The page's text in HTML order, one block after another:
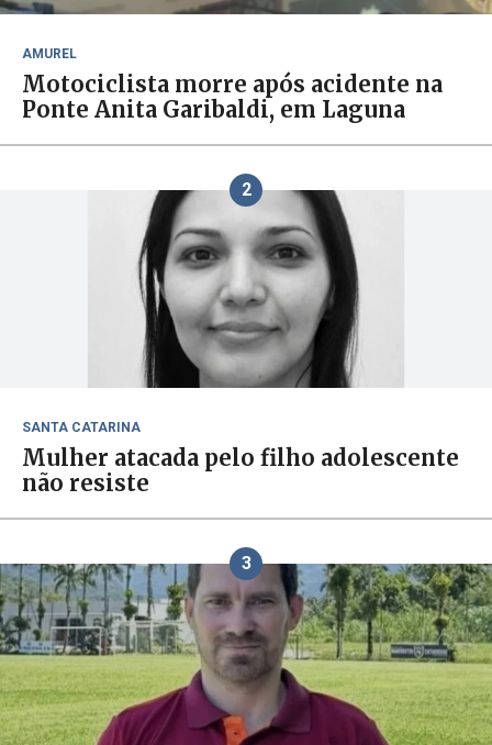
AMUREL
Motociclista morre após acidente na
Ponte Anita Garibaldi, em Laguna
2
SANTA CATARINA
Mulher atacada pelo filho adolescente
não resiste
3